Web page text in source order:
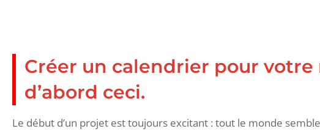
Créer un calendrier pour votre
d’abord ceci.
Le début d’un projet est toujours excitant : tout le monde